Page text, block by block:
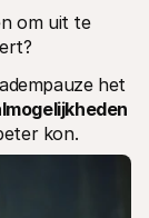
om uit te
het
kon.